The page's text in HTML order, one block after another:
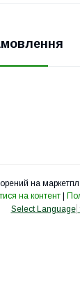
на
на контент |
Select Language